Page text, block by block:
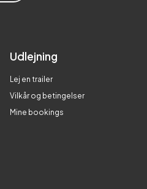
Udlejning
Lej en trailer
Vilkår og betingelser
Mine bookings